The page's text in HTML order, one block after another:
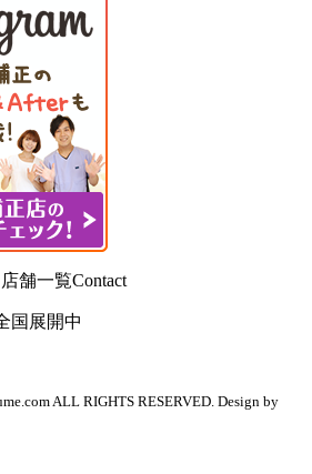
店舗一覧Contact
ALL RIGHTS RESERVED. Design by